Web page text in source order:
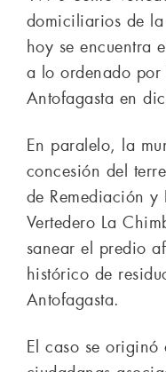
domiciliarios de
hoy se encuentra
a lo ordenado
Antofagasta en
En paralelo, la
concesión del
de Remediación y
Vertedero La
sanear el predio
histórico de
Antofagasta.
El caso se